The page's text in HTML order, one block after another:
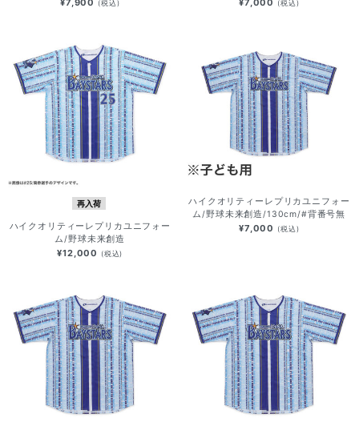
(税込) (税込)
再入荷
ハイクオリティーレプリカユニフォー
ム/野球未来創造
¥12,000 (税込)
ハイクオリティーレプリカユニフォー
ム/野球未来創造/130cm/#背番号無
¥7,000 (税込)